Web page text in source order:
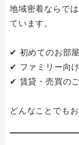
地域密着ならで
ています。
✔ 初めてのお部
✔ ファミリー向
✔ 賃貸・売買の
どんなことでも